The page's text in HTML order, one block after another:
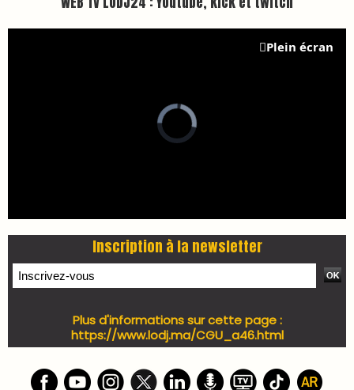
Plein écran
Inscription à la newsletter
Plus d'informations sur cette page :
https://www.lodj.ma/CGU_a46.html